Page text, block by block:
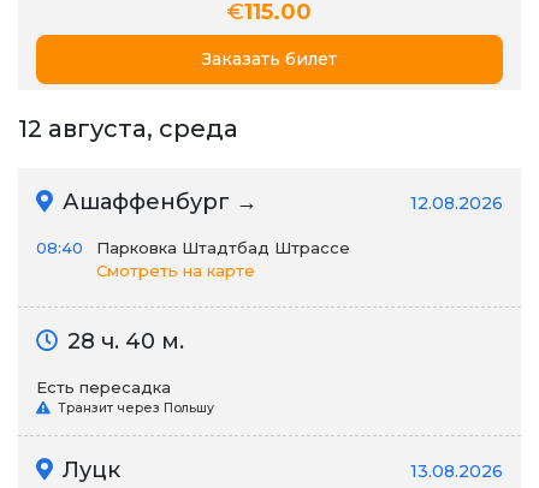
€115.00
Заказать билет
12 августа, среда
Ашаффенбург → 12.08.2026
08:40
Парковка Штадтбад Штрассе
Смотреть на карте
28 ч. 40 м.
Есть пересадка
Транзит через Польшу
Луцк 13.08.2026